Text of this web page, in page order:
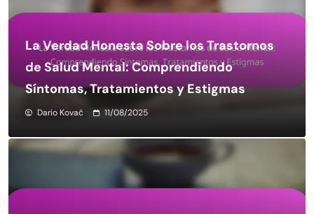
La Verdad Honesta Sobre los Trastornos
de Salud Mental: Comprendiendo
Síntomas, Tratamientos y Estigmas
Dario Kovač 11/08/2025